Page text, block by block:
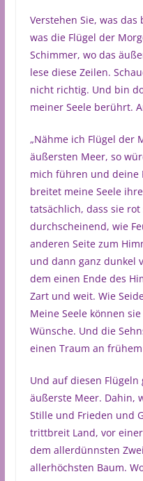
Verstehen Sie, was
was die Flügel der
Schimmer, wo das
lese diese Zeilen.
nicht richtig. Und bin
meiner Seele berührt.
„Nähme ich Flügel der
äußersten Meer, so
mich führen und deine
breitet meine Seele
tatsächlich, dass sie
durchscheinend, wie
anderen Seite zum
und dann ganz dunkel
dem einen Ende des
Zart und weit. Wie
Meine Seele können
Wünsche. Und die
einen Traum an
Und auf diesen Flügeln
äußerste Meer. Dahin,
Stille und Frieden und
trittbreit Land, vor
dem allerdünnsten
allerhöchsten Baum.